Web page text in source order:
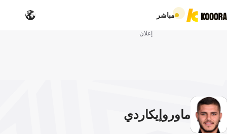
مباشر
إعلان
ماورو إيكاردي